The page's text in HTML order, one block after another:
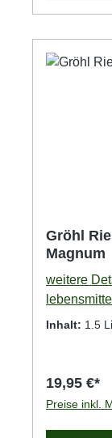
Gröhl
Magnum
weitere
Inhalt: 1.5
19,95 €*
Preise inkl.